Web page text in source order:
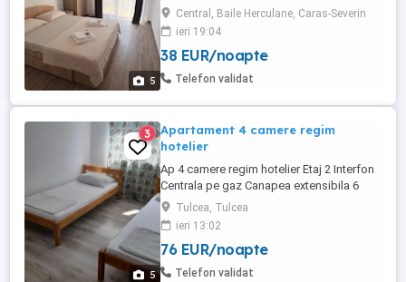
5
MÂȚU ,la aproximativ 500 metri de spa-ul
THERMAE D OLIMPIA si aproximativ 10
minute(mers pe jos) de centrul statiunii.
Pentru alte detalii,va rog contactati-ma
telefonic.
Central, Baile Herculane, Caras-Severin
ieri 19:04
38 EUR/noapte
Telefon validat
5
3
Apartament 4 camere regim
hotelier
Ap 4 camere regim hotelier Etaj 2 Interfon
Centrala pe gaz Canapea extensibila 6
paturi simple 400 lei pe zi ( in functie de nr
de persoane si durata )
Tulcea, Tulcea
ieri 13:02
76 EUR/noapte
Telefon validat